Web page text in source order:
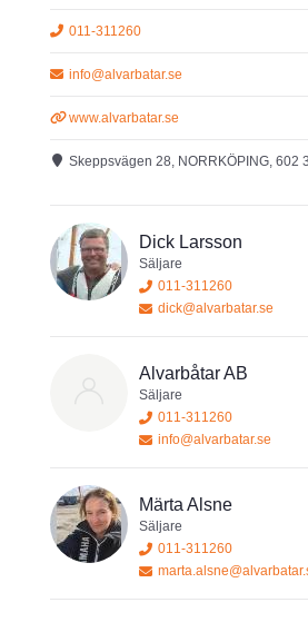
011-311260
info@alvarbatar.se
www.alvarbatar.se
Skeppsvägen 28, NORRKÖPING, 602
Dick Larsson
Säljare
011-311260
dick@alvarbatar.se
Alvarbåtar AB
Säljare
011-311260
info@alvarbatar.se
Märta Alsne
Säljare
011-311260